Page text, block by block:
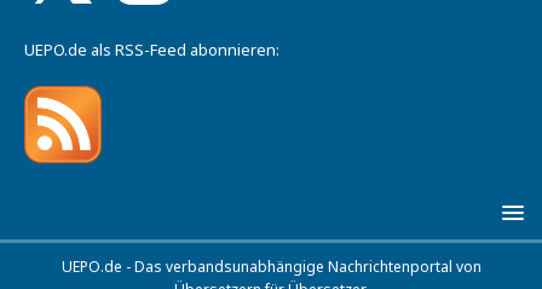
UEPO.de als RSS-Feed abonnieren:
UEPO.de - Das verbandsunabhängige Nachrichtenportal von